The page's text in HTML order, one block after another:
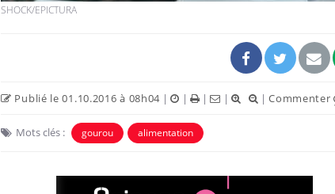
SHOCK/EPICTURA
Publié le 01.10.2016 à 08h04 | | | | |Commenter
Mots clés : gourou alimentation